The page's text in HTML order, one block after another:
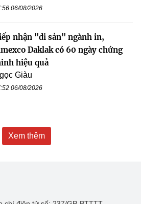
06/08/2026
nhận "di sản" ngành in,
Daklak có 60 ngày chứng
hiệu quả
Giàu
06/08/2026
Xem thêm